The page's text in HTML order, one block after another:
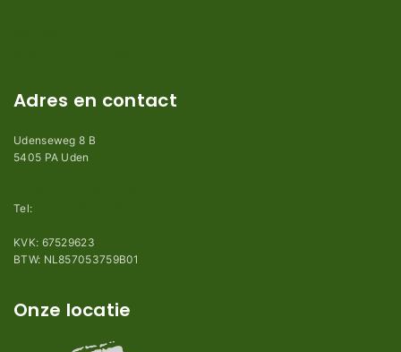
Adres en contact
Udenseweg 8 B
5405 PA Uden
Tel:
KVK: 67529623
BTW: NL857053759B01
Onze locatie